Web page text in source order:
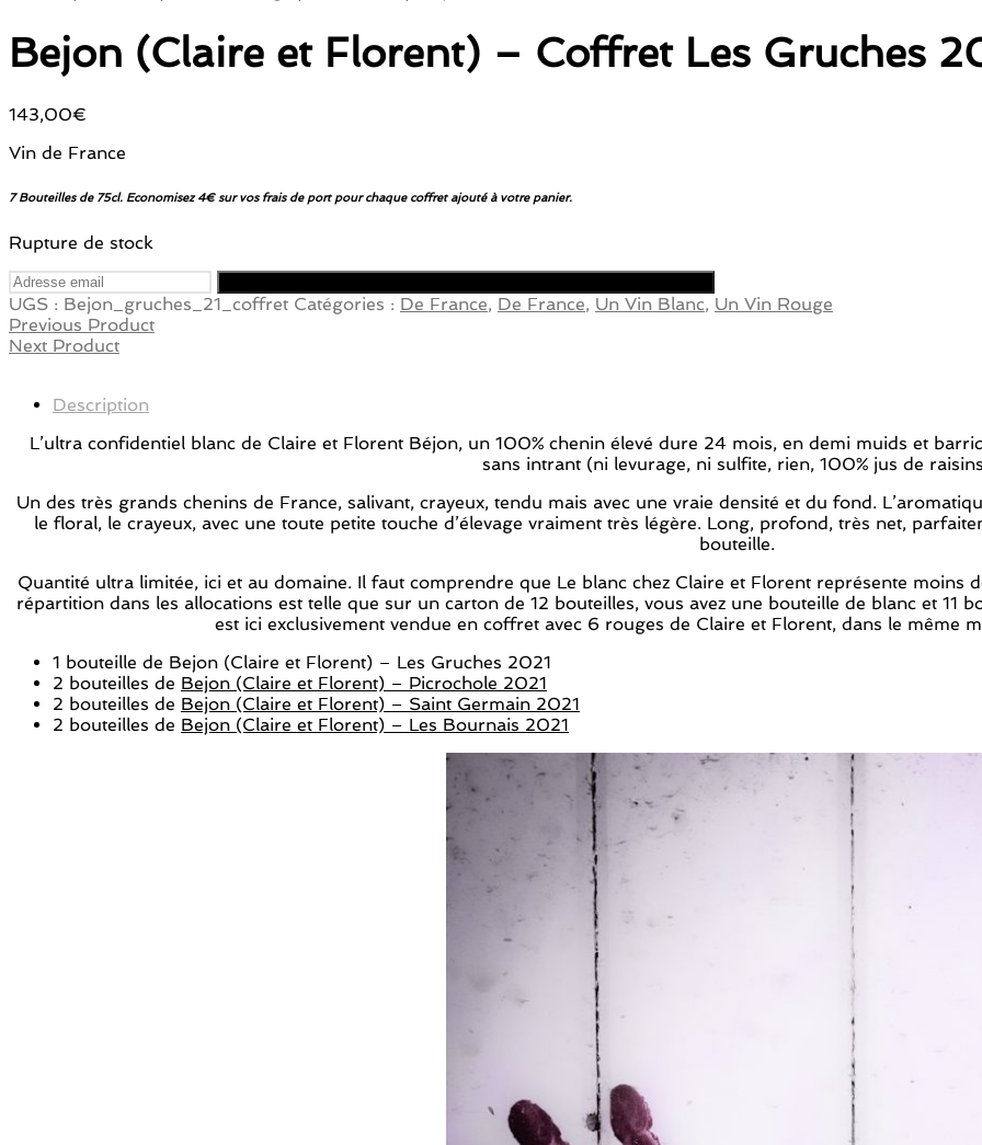
Bejon (Claire et Florent) – Coffret Les Gruches
143,00€
Vin de France
7 Bouteilles de 75cl. Economisez 4€ sur vos frais de port pour chaque coffret ajouté à votre panier.
Rupture de stock
UGS : Bejon_gruches_21_coffret Catégories : De France, De France, Un Vin Blanc, Un Vin Rouge
Previous Product
Next Product
Description
L’ultra confidentiel blanc de Claire et Florent Béjon, un 100% chenin élevé dure 24 mois, en demi muids et
sans intrant (ni levurage, ni sulfite, rien, 100% jus de
Un des très grands chenins de France, salivant, crayeux, tendu mais avec une vraie densité et du fond.
le floral, le crayeux, avec une toute petite touche d’élevage vraiment très légère. Long, profond, très net,
bouteille.
Quantité ultra limitée, ici et au domaine. Il faut comprendre que Le blanc chez Claire et Florent représente
répartition dans les allocations est telle que sur un carton de 12 bouteilles, vous avez une bouteille de blanc et 11
est ici exclusivement vendue en coffret avec 6 rouges de Claire et Florent, dans le même
1 bouteille de Bejon (Claire et Florent) – Les Gruches 2021
2 bouteilles de Bejon (Claire et Florent) – Picrochole 2021
2 bouteilles de Bejon (Claire et Florent) – Saint Germain 2021
2 bouteilles de Bejon (Claire et Florent) – Les Bournais 2021